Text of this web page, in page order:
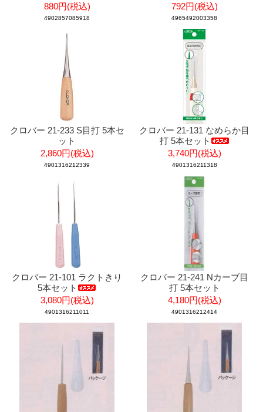
880円(税込)
4902857085918
792円(税込)
4965492003358
クロバー 21-233 S目打 5本セ
ット
2,860円(税込)
4901316212339
クロバー 21-131 なめらか目
打 5本セット
3,740円(税込)
4901316211318
クロバー 21-101 ラクトきり
5本セット
3,080円(税込)
4901316211011
クロバー 21-241 Nカーブ目
打 5本セット
4,180円(税込)
4901316212414